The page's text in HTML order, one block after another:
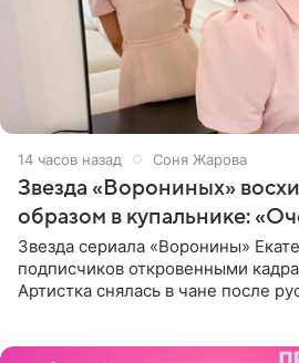
14 часов назад Соня Жарова
Звезда «Ворониных»
образом в купальнике:
Звезда сериала «Воронины»
подписчиков откровенными
Артистка снялась в чане после